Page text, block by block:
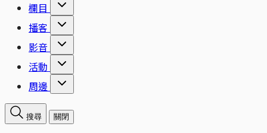
欄目
播客
影音
活動
周邊
搜尋 關閉